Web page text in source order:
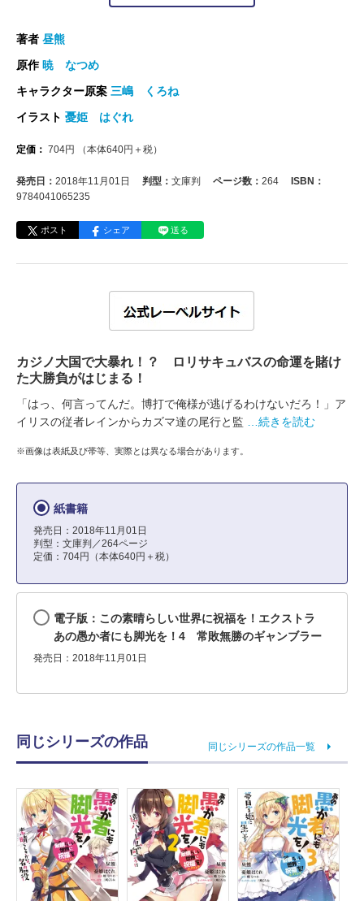
著者 昼熊
原作 暁 なつめ
キャラクター原案 三嶋 くろね
イラスト 憂姫 はぐれ
定価： 704円 （本体640円＋税）
発売日： 2018年11月01日 判型： 文庫判 ページ数： 264
ISBN：
9784041065235
ポスト シェア 送る
カジノ大国で大暴れ！？ ロリサキュバスの命運を賭け
た大勝負がはじまる！
「はっ、何言ってんだ。博打で俺様が逃げるわけないだろ！」ア
イリスの従者レインからカズマ達の尾行と監
…続きを読む
※画像は表紙及び帯等、実際とは異なる場合があります。
紙書籍
発売日：2018年11月01日
判型：文庫判／264ページ
定価：704円（本体640円＋税）
電子版：この素晴らしい世界に祝福を！エクストラ
あの愚か者にも脚光を！4 常敗無勝のギャンブラー
発売日：2018年11月01日
同じシリーズの作品 同じシリーズの作品一覧